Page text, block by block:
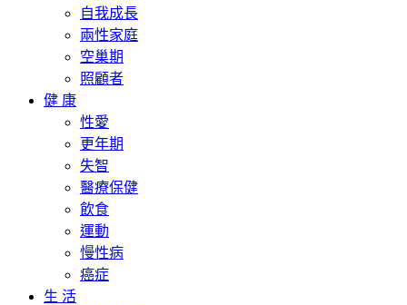
自我成長
兩性家庭
空巢期
照顧者
健 康
性愛
更年期
失智
醫療保健
飲食
運動
慢性病
癌症
生 活